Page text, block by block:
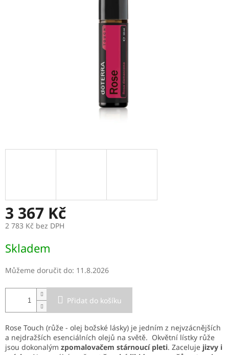
3 367 Kč
2 783 Kč bez DPH
cena:
Skladem
Můžeme doručit do: 11.8.2026
Přidat do košíku
Rose Touch (růže - olej božské lásky) je jedním z nejvzácnějších
a nejdražších esenciálních olejů na světě. Okvětní lístky růže
jsou dokonalým zpomalovačem stárnoucí pleti. Zaceluje jizvy i